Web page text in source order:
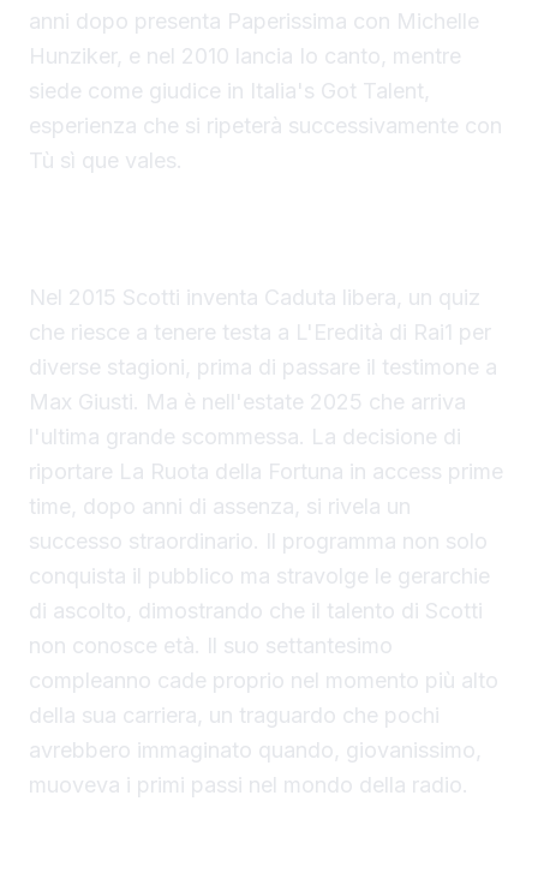
anni dopo presenta Paperissima con Michelle
Hunziker, e nel 2010 lancia Io canto, mentre
siede come giudice in Italia's Got Talent,
esperienza che si ripeterà successivamente con
Tù sì que vales.
Nel 2015 Scotti inventa Caduta libera, un quiz
che riesce a tenere testa a L'Eredità di Rai1 per
diverse stagioni, prima di passare il testimone a
Max Giusti. Ma è nell'estate 2025 che arriva
l'ultima grande scommessa. La decisione di
riportare La Ruota della Fortuna in access prime
time, dopo anni di assenza, si rivela un
successo straordinario. Il programma non solo
conquista il pubblico ma stravolge le gerarchie
di ascolto, dimostrando che il talento di Scotti
non conosce età. Il suo settantesimo
compleanno cade proprio nel momento più alto
della sua carriera, un traguardo che pochi
avrebbero immaginato quando, giovanissimo,
muoveva i primi passi nel mondo della radio.